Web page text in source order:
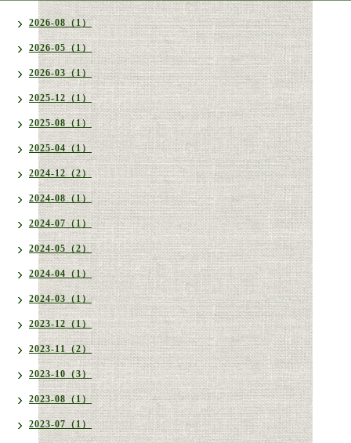
2026-08（1）
2026-05（1）
2026-03（1）
2025-12（1）
2025-08（1）
2025-04（1）
2024-12（2）
2024-08（1）
2024-07（1）
2024-05（2）
2024-04（1）
2024-03（1）
2023-12（1）
2023-11（2）
2023-10（3）
2023-08（1）
2023-07（1）